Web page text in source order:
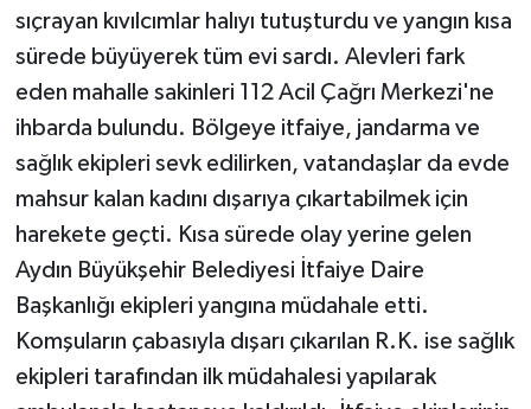
sıçrayan kıvılcımlar halıyı tutuşturdu ve yangın kısa
sürede büyüyerek tüm evi sardı. Alevleri fark
eden mahalle sakinleri 112 Acil Çağrı Merkezi'ne
ihbarda bulundu. Bölgeye itfaiye, jandarma ve
sağlık ekipleri sevk edilirken, vatandaşlar da evde
mahsur kalan kadını dışarıya çıkartabilmek için
harekete geçti. Kısa sürede olay yerine gelen
Aydın Büyükşehir Belediyesi İtfaiye Daire
Başkanlığı ekipleri yangına müdahale etti.
Komşuların çabasıyla dışarı çıkarılan R.K. ise sağlık
ekipleri tarafından ilk müdahalesi yapılarak